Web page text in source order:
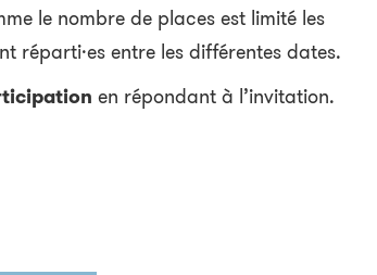
le nombre de places est limité les
réparti·es entre les différentes dates.
en répondant à l’invitation.